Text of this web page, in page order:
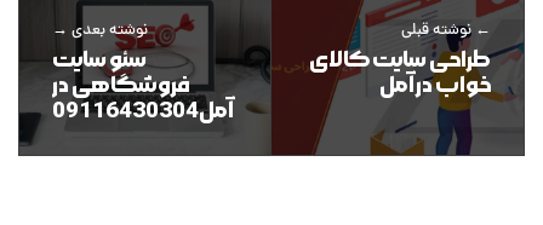
نوشته قبلی
طراحی سایت کالای
خواب در آمل
نوشته بعدی
سئو سایت
فروشگاهی در
آمل09116430304